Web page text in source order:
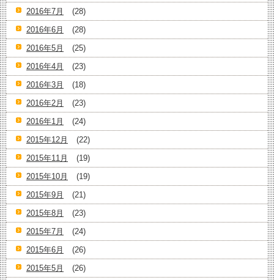
2016年7月
(28)
2016年6月
(28)
2016年5月
(25)
2016年4月
(23)
2016年3月
(18)
2016年2月
(23)
2016年1月
(24)
2015年12月
(22)
2015年11月
(19)
2015年10月
(19)
2015年9月
(21)
2015年8月
(23)
2015年7月
(24)
2015年6月
(26)
2015年5月
(26)